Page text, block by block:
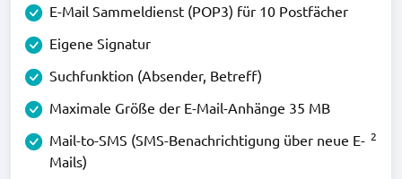
E-Mail Sammeldienst (POP3) für 10 Postfächer
Eigene Signatur
Suchfunktion (Absender, Betreff)
Maximale Größe der E-Mail-Anhänge 35 MB
Mail-to-SMS (SMS-Benachrichtigung über neue E-
Mails)
2